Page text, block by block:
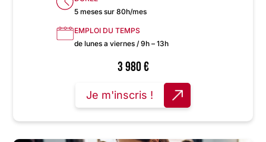
5 meses sur 80h/mes
EMPLOI DU TEMPS
de lunes a viernes / 9h – 13h
3 980€
Je m'inscris !